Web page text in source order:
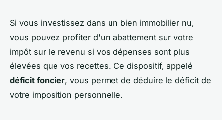
Si vous investissez dans un bien immobilier nu,
vous pouvez profiter d'un abattement sur votre
impôt sur le revenu si vos dépenses sont plus
élevées que vos recettes. Ce dispositif, appelé
déficit foncier, vous permet de déduire le déficit de
votre imposition personnelle.